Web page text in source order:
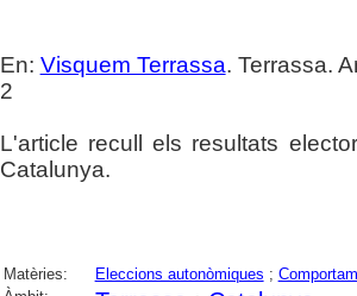
En: Visquem Terrassa. Terrassa.
2
L'article recull els resultats
Catalunya.
Matèries: Eleccions autonòmiques ;